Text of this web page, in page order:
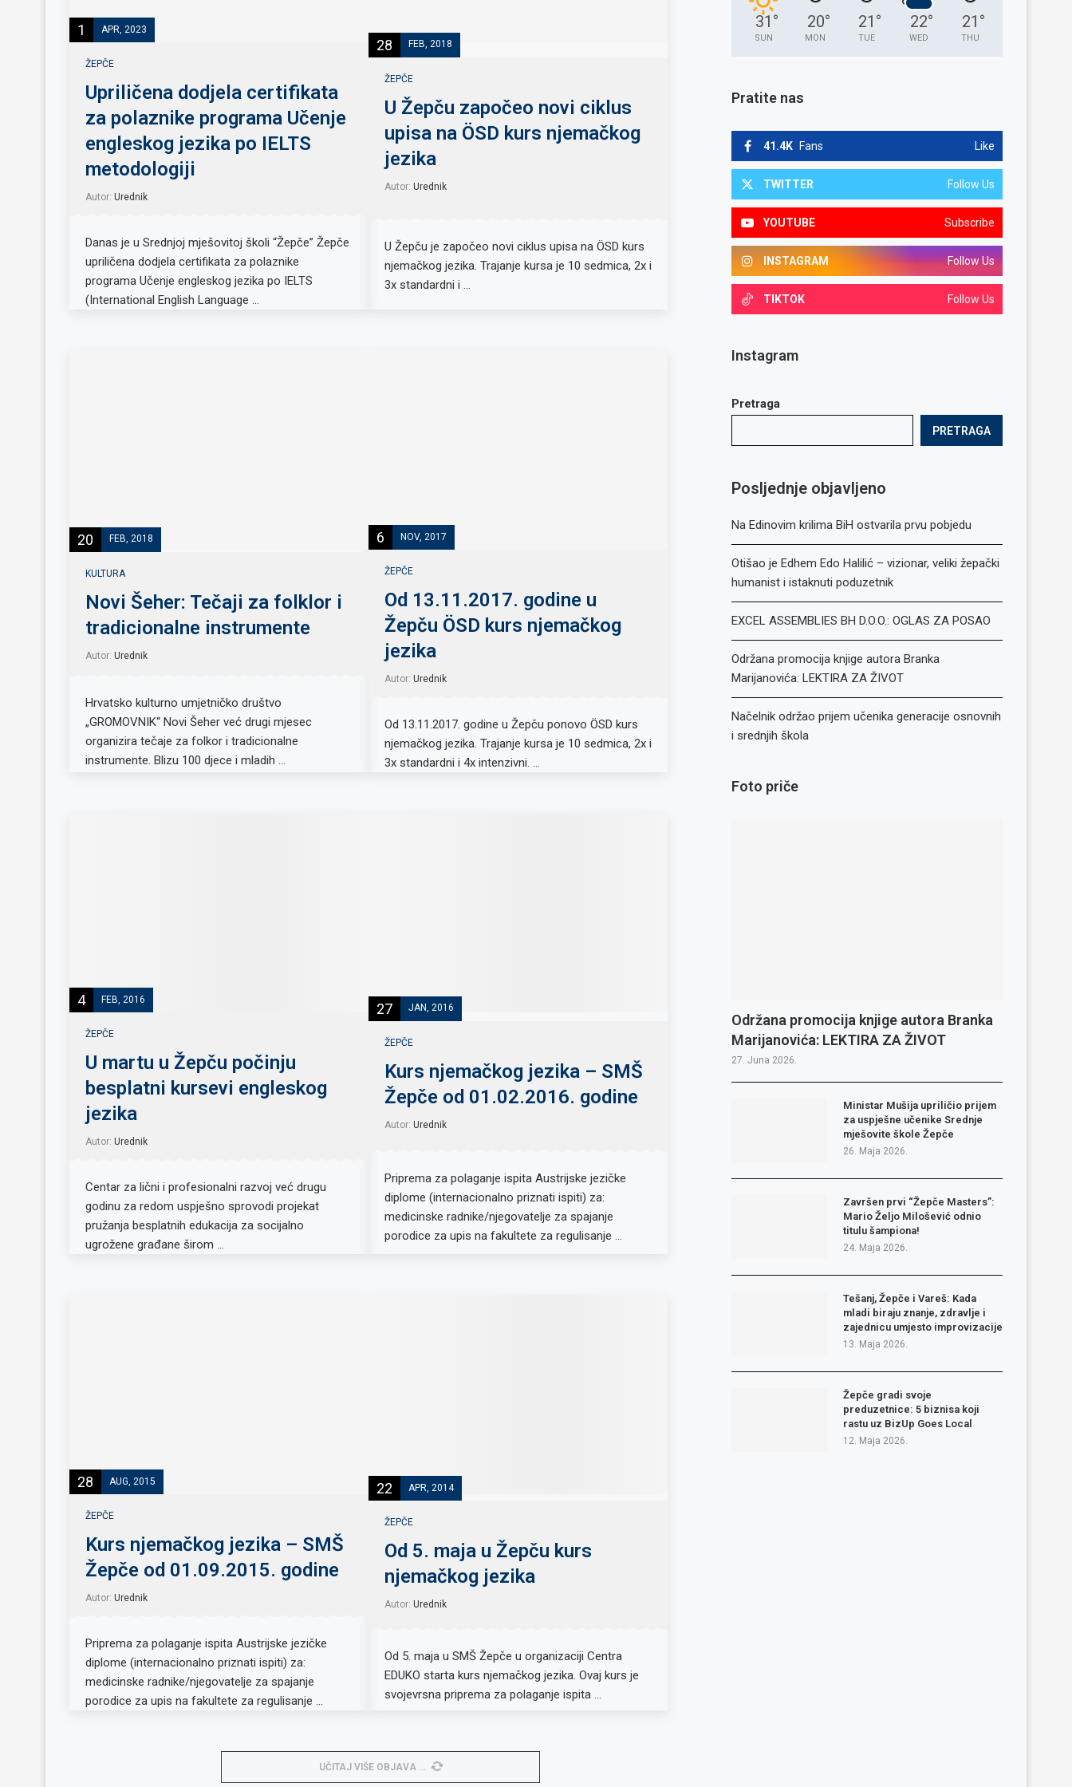
1 APR, 2023
ŽEPČE
Upriličena dodjela certifikata
za polaznike programa Učenje
engleskog jezika po IELTS
metodologiji
Autor: Urednik
Danas je u Srednjoj mješovitoj školi “Žepče” Žepče
upriličena dodjela certifikata za polaznike
programa Učenje engleskog jezika po IELTS
(International English Language …
28 FEB, 2018
ŽEPČE
U Žepču započeo novi ciklus
upisa na ÖSD kurs njemačkog
jezika
Autor: Urednik
U Žepču je započeo novi ciklus upisa na ÖSD kurs
njemačkog jezika. Trajanje kursa je 10 sedmica, 2x i
3x standardni i …
20 FEB, 2018
KULTURA
Novi Šeher: Tečaji za folklor i
tradicionalne instrumente
Autor: Urednik
Hrvatsko kulturno umjetničko društvo
„GROMOVNIK“ Novi Šeher već drugi mjesec
organizira tečaje za folkor i tradicionalne
instrumente. Blizu 100 djece i mladih …
6 NOV, 2017
ŽEPČE
Od 13.11.2017. godine u
Žepču ÖSD kurs njemačkog
jezika
Autor: Urednik
Od 13.11.2017. godine u Žepču ponovo ÖSD kurs
njemačkog jezika. Trajanje kursa je 10 sedmica, 2x i
3x standardni i 4x intenzivni. …
4 FEB, 2016
ŽEPČE
U martu u Žepču počinju
besplatni kursevi engleskog
jezika
Autor: Urednik
Centar za lični i profesionalni razvoj već drugu
godinu za redom uspješno sprovodi projekat
pružanja besplatnih edukacija za socijalno
ugrožene građane širom …
27 JAN, 2016
ŽEPČE
Kurs njemačkog jezika – SMŠ
Žepče od 01.02.2016. godine
Autor: Urednik
Priprema za polaganje ispita Austrijske jezičke
diplome (internacionalno priznati ispiti) za:
medicinske radnike/njegovatelje za spajanje
porodice za upis na fakultete za regulisanje …
28 AUG, 2015
ŽEPČE
Kurs njemačkog jezika – SMŠ
Žepče od 01.09.2015. godine
Autor: Urednik
Priprema za polaganje ispita Austrijske jezičke
diplome (internacionalno priznati ispiti) za:
medicinske radnike/njegovatelje za spajanje
porodice za upis na fakultete za regulisanje …
22 APR, 2014
ŽEPČE
Od 5. maja u Žepču kurs
njemačkog jezika
Autor: Urednik
Od 5. maja u SMŠ Žepče u organizaciji Centra
EDUKO starta kurs njemačkog jezika. Ovaj kurs je
svojevrsna priprema za polaganje ispita …
UČITAJ VIŠE OBJAVA
31 °
SUN
20°
MON
21 °
TUE
22°
WED
21 °
THU
Pratite nas
41.4K Fans Like
TWITTER Follow Us
YOUTUBE Subscribe
INSTAGRAM Follow Us
TIKTOK Follow Us
Instagram
Pretraga
PRETRAGA
Posljednje objavljeno
Na Edinovim krilima BiH ostvarila prvu pobjedu
Otišao je Edhem Edo Halilić – vizionar, veliki žepački
humanist i istaknuti poduzetnik
EXCEL ASSEMBLIES BH D.O.O.: OGLAS ZA POSAO
Održana promocija knjige autora Branka
Marijanovića: LEKTIRA ZA ŽIVOT
Načelnik održao prijem učenika generacije osnovnih
i srednjih škola
Foto priče
Održana promocija knjige autora Branka
Marijanovića: LEKTIRA ZA ŽIVOT
27. Juna 2026.
Ministar Mušija upriličio prijem
za uspješne učenike Srednje
mješovite škole Žepče
26. Maja 2026.
Završen prvi “Žepče Masters”:
Mario Željo Milošević odnio
titulu šampiona!
24. Maja 2026.
Tešanj, Žepče i Vareš: Kada
mladi biraju znanje, zdravlje i
zajednicu umjesto improvizacije
13. Maja 2026.
Žepče gradi svoje
preduzetnice: 5 biznisa koji
rastu uz BizUp Goes Local
12. Maja 2026.